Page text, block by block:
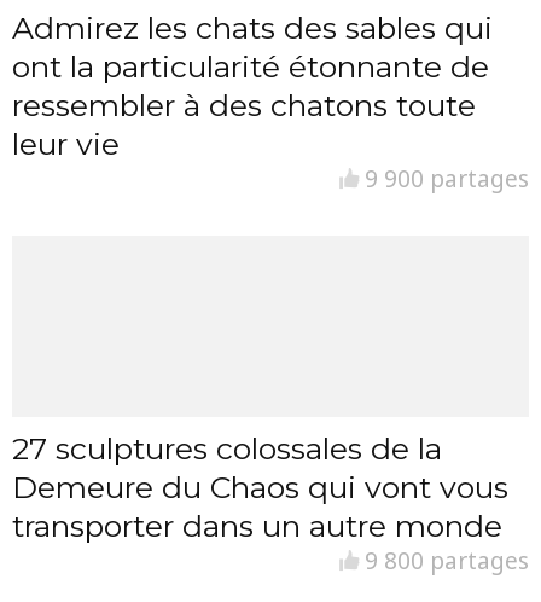
Admirez les chats des sables qui
ont la particularité étonnante de
ressembler à des chatons toute
leur vie
9 900 partages
27 sculptures colossales de la
Demeure du Chaos qui vont vous
transporter dans un autre monde
9 800 partages